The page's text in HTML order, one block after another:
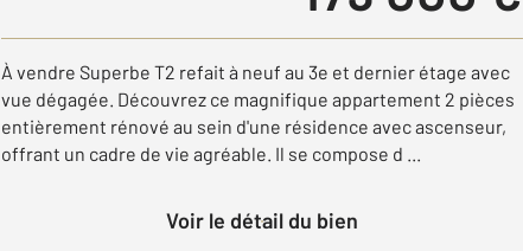
À vendre Superbe T2 refait à neuf au 3e et dernier étage avec
vue dégagée. Découvrez ce magnifique appartement 2 pièces
entièrement rénové au sein d'une résidence avec ascenseur,
offrant un cadre de vie agréable. Il se compose d ...
Voir le détail du bien